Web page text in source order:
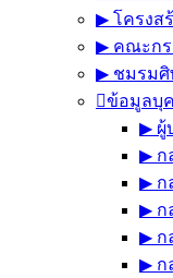
▶︎ โครงส
▶︎ คณะกร
▶︎ ชมรมศิ
ข้อมูลบุ
▶︎ ผู้
▶︎ ก
▶︎ ก
▶︎ ก
▶︎ ก
▶︎ ก